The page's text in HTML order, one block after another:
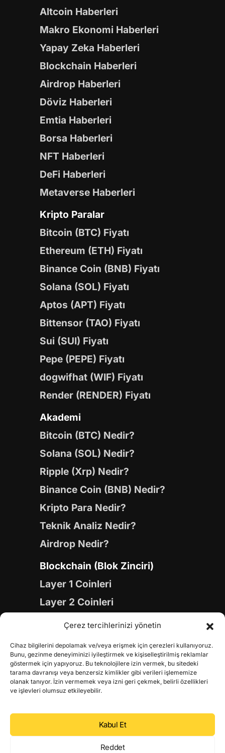
Çerez tercihlerinizi yönetin
Cihaz bilgilerini depolamak ve/veya erişmek için çerezleri kullanıyoruz.
Bunu, gezinme deneyiminizi iyileştirmek ve kişiselleştirilmiş reklamlar
göstermek için yapıyoruz. Bu teknolojilere izin vermek, bu sitedeki
tarama davranışı veya benzersiz kimlikler gibi verileri işlememize
olanak tanıyor. İzin vermemek veya izni geri çekmek, belirli özellikleri
ve işlevleri olumsuz etkileyebilir.
Kabul Et
Reddet
Altcoin Haberleri
Makro Ekonomi Haberleri
Yapay Zeka Haberleri
Blockchain Haberleri
Airdrop Haberleri
Döviz Haberleri
Emtia Haberleri
Borsa Haberleri
NFT Haberleri
DeFi Haberleri
Metaverse Haberleri
Kripto Paralar
Bitcoin (BTC) Fiyatı
Ethereum (ETH) Fiyatı
Binance Coin (BNB) Fiyatı
Solana (SOL) Fiyatı
Aptos (APT) Fiyatı
Bittensor (TAO) Fiyatı
Sui (SUI) Fiyatı
Pepe (PEPE) Fiyatı
dogwifhat (WIF) Fiyatı
Render (RENDER) Fiyatı
Akademi
Bitcoin (BTC) Nedir?
Solana (SOL) Nedir?
Ripple (Xrp) Nedir?
Binance Coin (BNB) Nedir?
Kripto Para Nedir?
Teknik Analiz Nedir?
Airdrop Nedir?
Blockchain (Blok Zinciri)
Layer 1 Coinleri
Layer 2 Coinleri
Yapay Zeka (AI) Coinleri
Gaming Coinleri
RWA Coinleri
DeFi Coinleri
DePIN Coinleri
Metaverse Coinleri
Web 3.0 Coinleri